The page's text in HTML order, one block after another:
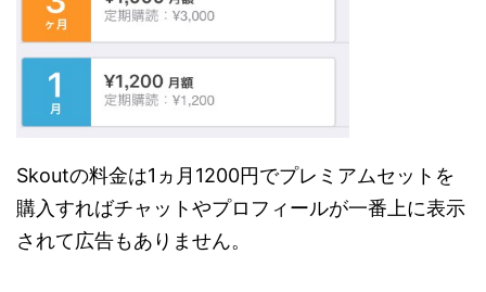
Skoutの料金は1ヵ月1200円でプレミアムセットを
購入すればチャットやプロフィールが一番上に表示
されて広告もありません。